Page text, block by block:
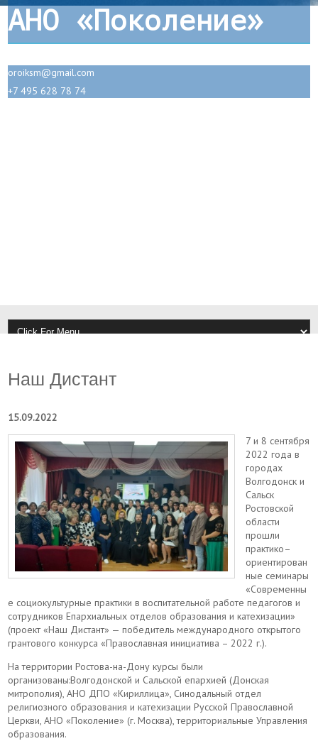
АНО «Поколение»
oroiksm@gmail.com
+7 495 628 78 74
Наш Дистант
15.09.2022
7 и 8 сентября
2022 года в
городах
Волгодонск и
Сальск
Ростовской
области
прошли
практико–
ориентирован
ные семинары
«Современны
е социокультурные практики в воспитательной работе педагогов и
сотрудников Епархиальных отделов образования и катехизации»
(проект «Наш Дистант» — победитель международного открытого
грантового конкурса «Православная инициатива – 2022 г.).
На территории Ростова-на-Дону курсы были
организованы:Волгодонской и Сальской епархией (Донская
митрополия), АНО ДПО «Кириллица», Синодальный отдел
религиозного образования и катехизации Русской Православной
Церкви, АНО «Поколение» (г. Москва), территориальные Управления
образования.